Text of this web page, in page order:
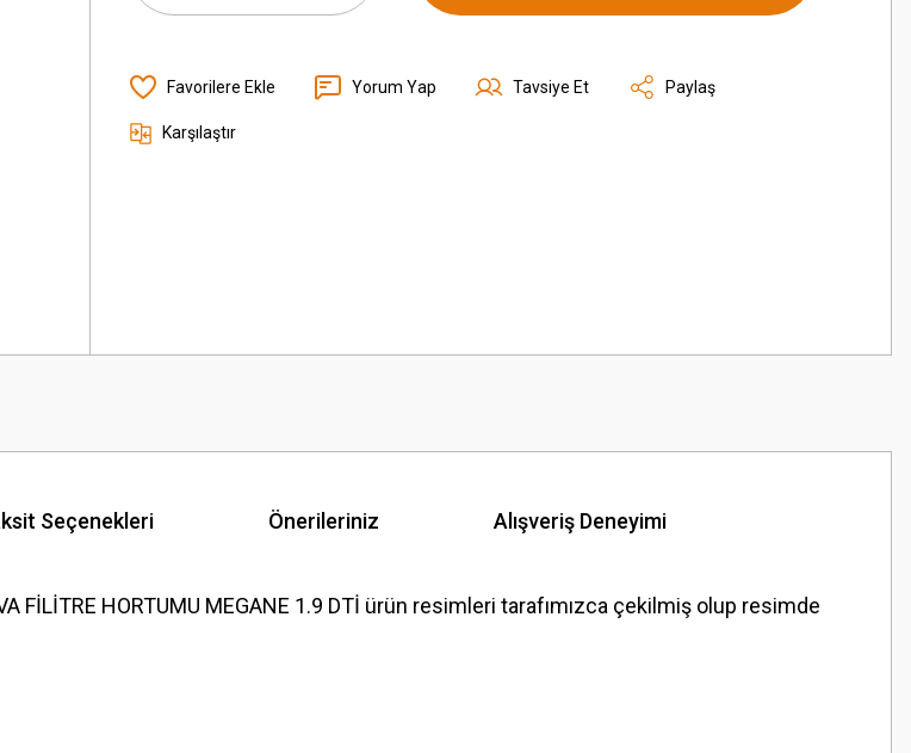
Yorum Yap Tavsiye Et Paylaş
Karşılaştır
Seçenekleri Önerileriniz Alışveriş Deneyimi
HORTUMU MEGANE 1.9 DTİ ürün resimleri tarafımızca çekilmiş olup resimde